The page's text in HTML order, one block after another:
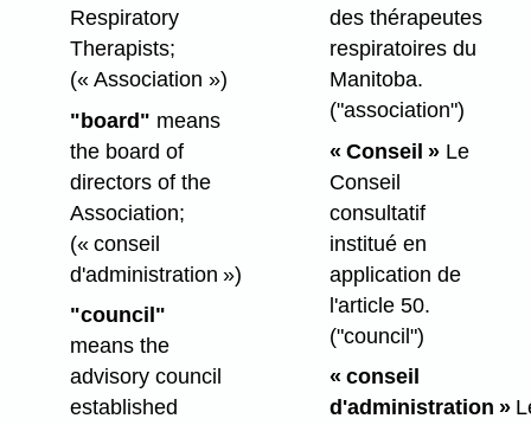
Respiratory
Therapists;
(« Association »)
"board" means
the board of
directors of the
Association;
(« conseil
d'administration »)
"council"
means the
advisory council
established
des thérapeutes
respiratoires du
Manitoba.
("association")
« Conseil »Le
Conseil
consultatif
institué en
application de
l'article 50.
("council")
« conseil
d'administration »